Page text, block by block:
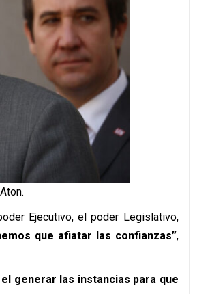
Ejecutivo, el poder Legislativo,
que afiatar las confianzas”,
generar las instancias para que